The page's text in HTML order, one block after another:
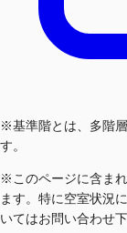
※基準階とは、多階
す。
※このページに含ま
ます。特に空室状況
いてはお問い合わせ下